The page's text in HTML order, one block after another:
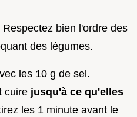
bien l'ordre des
des légumes.
les 10 g de sel.
cuire jusqu'à ce qu'elles
les 1 minute avant le